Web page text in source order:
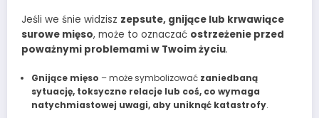
Jeśli we śnie widzisz zepsute, gnijące lub krwawiące
surowe mięso, może to oznaczać ostrzeżenie przed
poważnymi problemami w Twoim życiu.
Gnijące mięso – może symbolizować zaniedbaną
sytuację, toksyczne relacje lub coś, co wymaga
natychmiastowej uwagi, aby uniknąć katastrofy.